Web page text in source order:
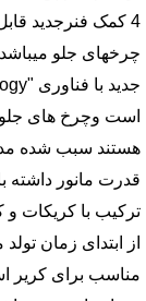
4
چرخهای جلو میباشد
جدید با فناوری
است وچرخ های
هستند سبب شده
قدرت مانور داشته
ترکیب با کریکات و
از ابتدای زمان
مناسب برای کریر